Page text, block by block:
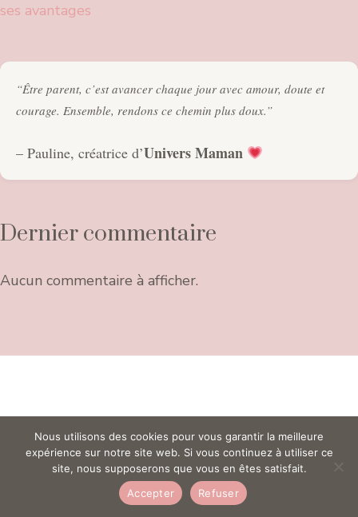
ses avantages
“Être parent, c’est avancer chaque jour avec amour, doute et
courage. Ensemble, rendons ce chemin plus doux.”
– Pauline, créatrice d’Univers Maman
Dernier commentaire
Aucun commentaire à afficher.
Nous utilisons des cookies pour vous garantir la meilleure
expérience sur notre site web. Si vous continuez à utiliser ce
site, nous supposerons que vous en êtes satisfait.
Accepter
Refuser